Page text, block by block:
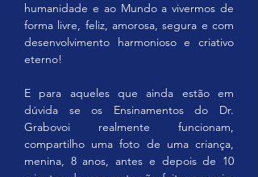
humanidade e ao Mundo a vivermos de
forma livre, feliz, amorosa, segura e com
desenvolvimento harmonioso e criativo
eterno!
E para aqueles que ainda estão em
dúvida se os Ensinamentos do Dr.
Grabovoi realmente funcionam,
compartilho uma foto de uma criança,
menina, 8 anos, antes e depois de 10